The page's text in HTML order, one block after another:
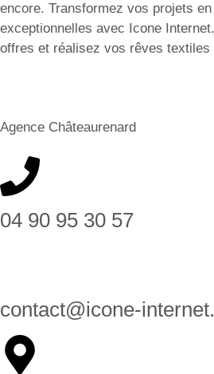
encore. Transformez vos projets
exceptionnelles avec Icone
offres et réalisez vos rêves textiles
Agence Châteaurenard
04 90 95 30 57
contact@icone-